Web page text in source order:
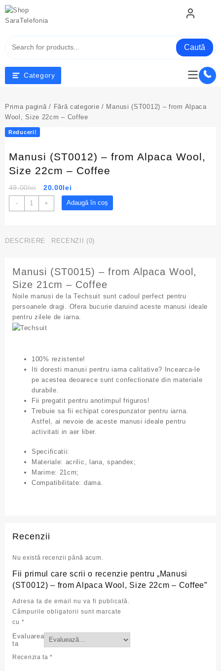
Skip
to
Caută
Category
Prima pagină / Fără categorie / Manusi (ST0012) – from Alpaca
Wool, Size 22cm – Coffee
Reduceri!
Manusi (ST0012) – from Alpaca Wool,
Size 22cm – Coffee
49.00lei
Prețul
inițial
20.00lei
curent
este:
-
Cantitate
Manusi
from
Size
22cm
-
Coffee
+ Adaugă în coș
DESCRIERE RECENZII (0)
Manusi (ST0015) – from Alpaca Wool,
Size 21cm – Coffee
Noile manusi de la Techsuit sunt cadoul perfect pentru
persoanele dragi. Ofera bucurie daruind aceste manusi ideale
pentru zilele de iarna.
100% rezistente!
Iti doresti manusi pentru iarna calitative? Incearca-le
pe acestea deoarece sunt confectionate din materiale
durabile.
Fii pregatit pentru anotimpul friguros!
Trebuie sa fii echipat corespunzator pentru iarna.
Astfel, ai nevoie de aceste manusi ideale pentru
activitati in aer liber.
Specificatii:
Materiale: acrilic, lana, spandex;
Marime: 21cm;
Compatibilitate: dama.
Recenzii
Nu există recenzii până acum.
Fii primul care scrii o recenzie pentru „Manusi
(ST0012) – from Alpaca Wool, Size 22cm – Coffee”
Adresa ta de email nu va fi publicată.
Câmpurile obligatorii sunt marcate
cu *
Evaluarea
ta
Recenzia ta*